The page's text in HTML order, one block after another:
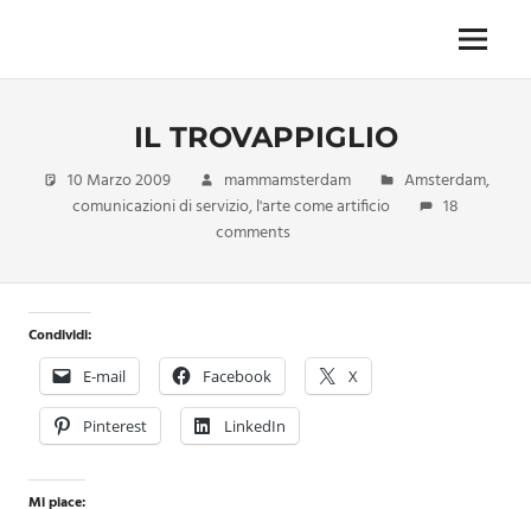
content
imprescindibile,
da
monodose
e
nuova
confezione
migliorata
Menu
IL TROVAPPIGLIO
10 Marzo 2009 mammamsterdam Amsterdam,
comunicazioni di servizio,l'arte come artificio
18
comments
Condividi:
E-mail Facebook X
Pinterest LinkedIn
Mi piace: